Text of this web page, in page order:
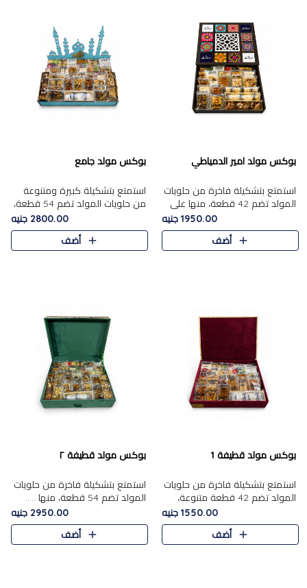
بوكس مولد امير الدمياطي
استمتع بتشكيلة فاخرة من حلويات
المولد تضم 42 قطعة، منها علي
بابا بالمكسرات، الجزرية بالفول....
1950.00 جنيه
أضف
بوكس مولد جامع
استمتع بتشكيلة كبيرة ومتنوعة
من حلويات المولد تضم 54 قطعة،
منها الجزرية بالفول والبندق، علي
بابا بالمكسرات، الملبن.....
2800.00 جنيه
أضف
بوكس مولد قطيفة 1
استمتع بتشكيلة فاخرة من حلويات
المولد تضم 42 قطعة متنوعة،
1550.00 جنيه
أضف
بوكس مولد قطيفة ٢
استمتع بتشكيلة فاخرة من حلويات
المولد تضم 54 قطعة، منها .....
2950.00 جنيه
أضف